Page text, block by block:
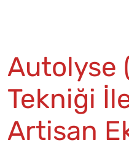
Autolyse
Tekniği
Artisan